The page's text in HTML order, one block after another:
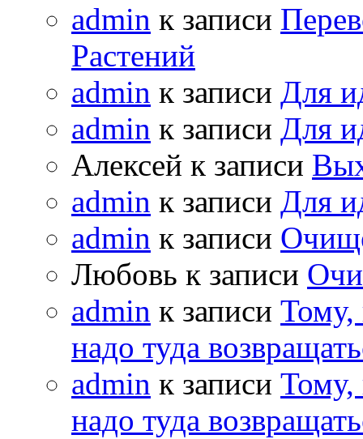
admin к записи
Растений
admin к записи Для
admin к записи Для
Алексей к записи
admin к записи Для
admin к записи
Любовь к записи
admin к записи Тому,
надо туда
admin к записи Тому,
надо туда